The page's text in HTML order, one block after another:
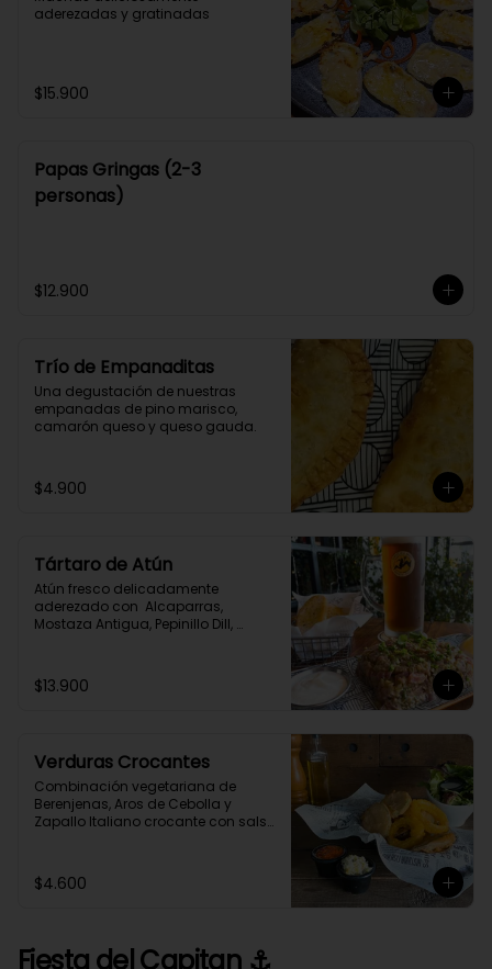
aderezadas y gratinadas
$15.900
Papas Gringas (2-3
personas)
$12.900
Trío de Empanaditas
Una degustación de nuestras
empanadas de pino marisco,
camarón queso y queso gauda.
$4.900
Tártaro de Atún
Atún fresco delicadamente
aderezado con  Alcaparras,
Mostaza Antigua, Pepinillo Dill,
Madre.
$13.900
Verduras Crocantes
Combinación vegetariana de
Berenjenas, Aros de Cebolla y
Zapallo Italiano crocante con salsa
$4.600
Fiesta del Capitan ⚓️